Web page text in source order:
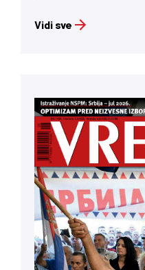
Vidi sve